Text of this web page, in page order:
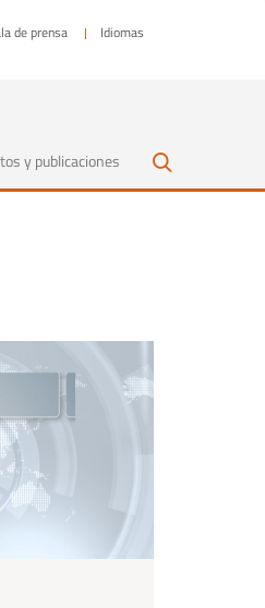
de prensa Idiomas
y publicaciones